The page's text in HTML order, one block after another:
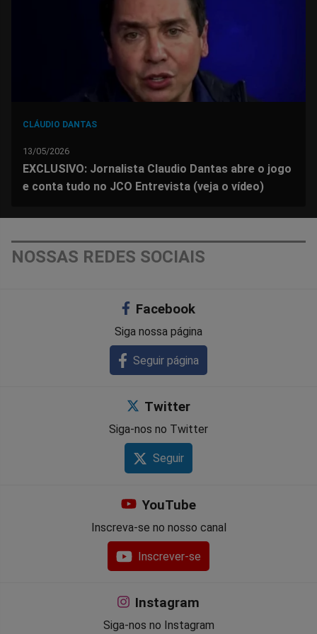
CLÁUDIO DANTAS
13/05/2026
EXCLUSIVO: Jornalista Claudio Dantas abre o jogo
e conta tudo no JCO Entrevista (veja o vídeo)
NOSSAS REDES SOCIAIS
Facebook
Siga nossa página
Seguir página
Twitter
Siga-nos no Twitter
Seguir
YouTube
Inscreva-se no nosso canal
Inscrever-se
Instagram
Siga-nos no Instagram